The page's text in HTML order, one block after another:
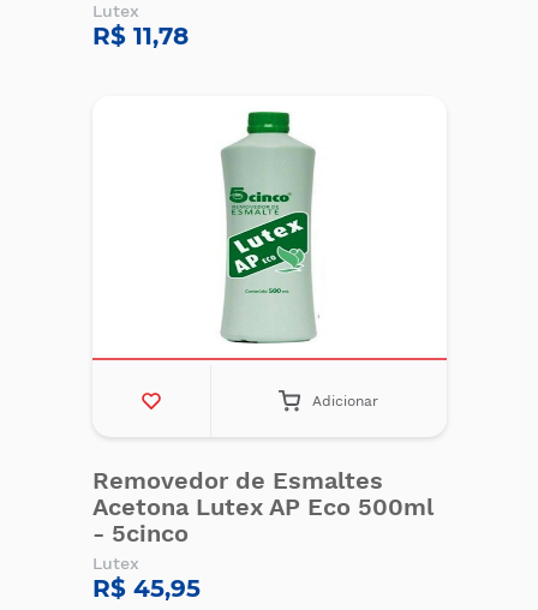
Lutex
R$ 11,78
Adicionar
Removedor de Esmaltes
Acetona Lutex AP Eco 500ml
- 5cinco
Lutex
R$ 45,95